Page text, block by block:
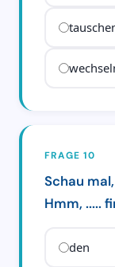
FRAGE 10
Schau
Hmm, .....
den